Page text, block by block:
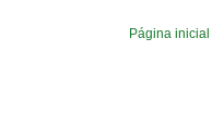
Página inicial